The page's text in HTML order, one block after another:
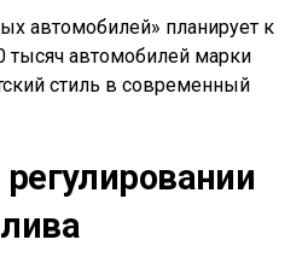
автомобилей» планирует к
тысяч автомобилей марки
стиль в современный